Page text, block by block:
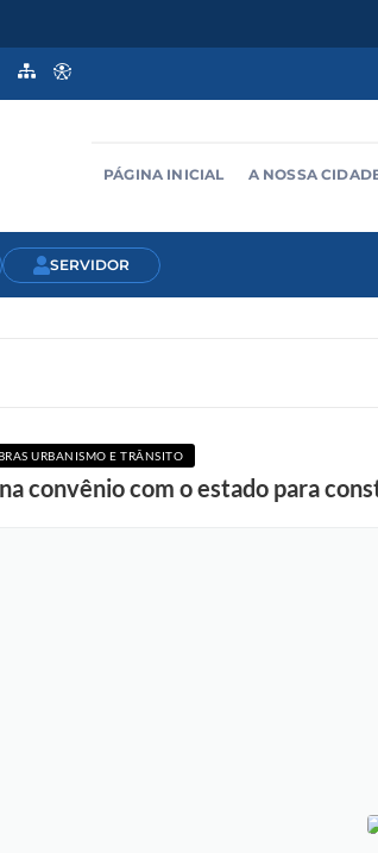
PÁGINA INICIAL A NOSSA
SERVIDOR
URBANISMO E TRÂNSITO
convênio com o estado para